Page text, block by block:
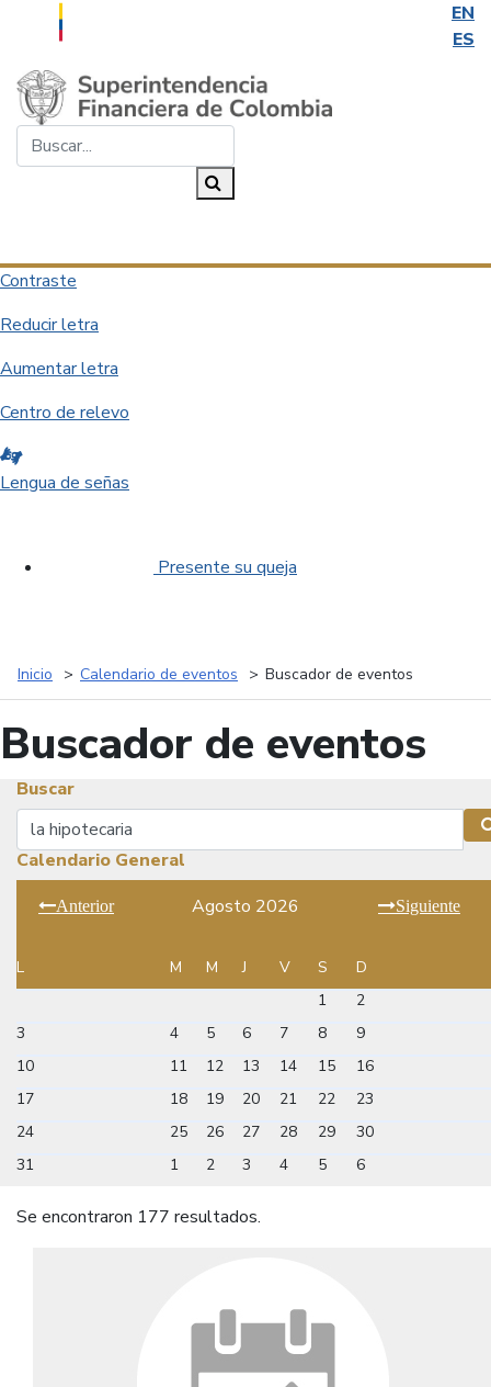
EN
ES
Saltar al contenido principal
Contraste
Reducir letra
Aumentar letra
Centro de relevo
Lengua de señas
Presente su queja
Inicio Calendario de eventos Buscador de eventos
Buscador de eventos
Buscar
Buscar
Calendario General
Anterior Agosto 2026 Siguiente
L M M J V S
D
1
2
3
4 5 6 7 8
9
10
11 12 13 14 15
16
17
18 19 20 21 22
23
24
25 26 27 28 29
30
31
1 2 3 4 5 6
Se encontraron 177 resultados.